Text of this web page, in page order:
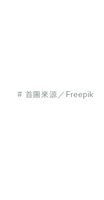
# 首圖來源／Freepik